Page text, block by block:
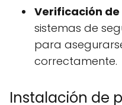
Verificación
sistemas de
para
correctamente.
Instalación de